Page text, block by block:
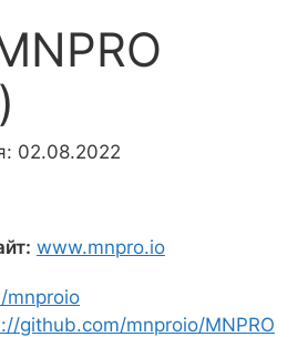
02.08.2022
www.mnpro.io
mnproio
github.com/mnproio/MNPRO